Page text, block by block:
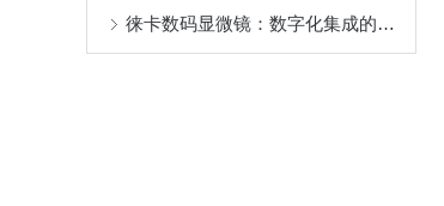
徕卡数码显微镜：数字化集成的智能显微观测设备